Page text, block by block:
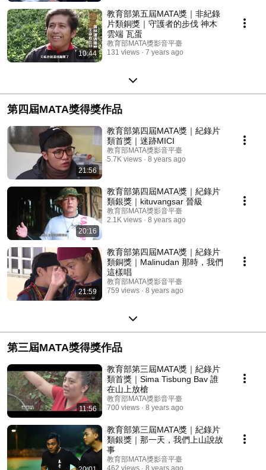
10:44
教育部第五屆MATA獎｜非紀錄
片類銅獎｜守護者的步伐 神木
雲端 瓦蛋
教育部MATA獎影音平臺
131 views
7 years ago
第四屆MATA獎得獎作品
21:56
教育部第四屆MATA獎｜紀錄片
類首獎｜迷跡MICI
教育部MATA獎影音平臺
5.7K views
8 years ago
20:16
教育部第四屆MATA獎｜紀錄片
類銀獎｜kituvangsar 晉級
教育部MATA獎影音平臺
2.1K views
8 years ago
21:59
教育部第四屆MATA獎｜紀錄片
類銅獎｜Malinudan 那時，我們
這樣唱
教育部MATA獎影音平臺
759 views
8 years ago
第三屆MATA獎得獎作品
11:56
教育部第三屆MATA獎｜紀錄片
類首獎｜Sima Tisbung Bav 誰
在山上放槍
教育部MATA獎影音平臺
700 views
8 years ago
教育部第三屆MATA獎｜紀錄片
類銀獎｜那一天，我們上山說故
事
教育部MATA獎影音平臺
462 views
8 years ago